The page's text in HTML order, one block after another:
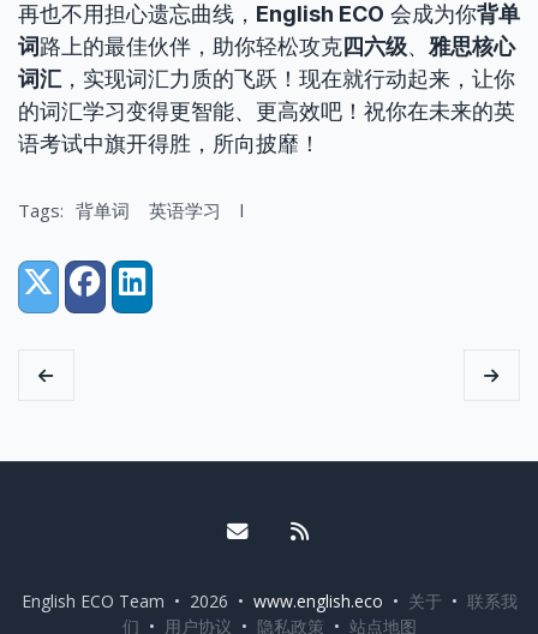
再也不用担心遗忘曲线， English ECO 会成为你背单
词路上的最佳伙伴，助你轻松攻克四六级、 雅思核心
词汇 ，实现词汇力质的飞跃！现在就行动起来，让你
的词汇学习变得更智能、更高效吧！祝你在未来的英
语考试中旗开得胜，所向披靡！
Tags: 背单词 英语学习 l
Share:
X (Twitter)
FacebookLinkedIn
Email me
English ECO Team • 2026 • www.english.eco • 关于 • 联系我
们 • 用户协议 • 隐私政策 • 站点地图